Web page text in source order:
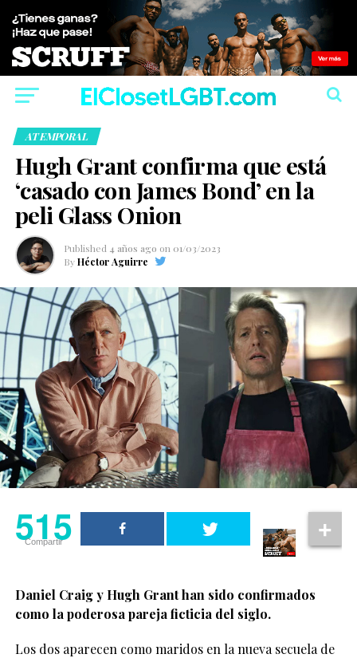
ATEMPORAL
Hugh Grant confirma que está
‘casado con James Bond’ en la
peli Glass Onion
Published 4 años ago on 01/03/2023
By Héctor Aguirre
515
Compartir
Daniel Craig y Hugh Grant han sido confirmados
como la poderosa pareja ficticia del siglo.
Los dos aparecen como maridos en la nueva secuela de